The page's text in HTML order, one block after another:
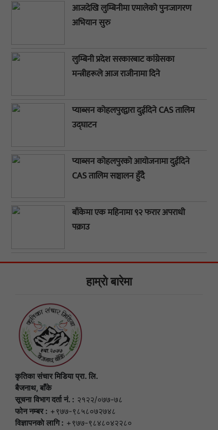
आजदेखि लुम्बिनीमा एमालेको पुनःजागरण
अभियान सुरु
लुम्बिनी प्रदेश सरकारबाट कांग्रेसका
मन्त्रीहरूले आज राजीनामा दिने
प्याब्सन कोहलपुरद्वारा दुईदिने CAS तालिम
उद्घाटन
प्याब्सन कोहलपुरको आयोजनामा दुईदिने
CAS तालिम सञ्चालन हुँदै
बाँकेमा एक महिनामा ९२ फरार अपराधी
पक्राउ
हाम्राे बारेमा
कृतिका संचार मिडिया प्रा. लि.
बैजनाथ, बाँके
सूचना विभाग दर्ता नं. : २१२२/०७७-७८
फोन नम्बर : +९७७-९८५८०७२७४८
विज्ञापनकाे लागि : +९७७-९८४८०४२२८०